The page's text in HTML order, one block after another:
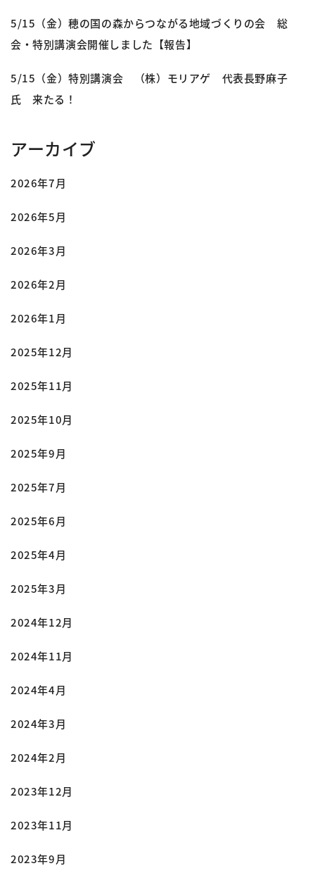
5/15（金）穂の国の森からつながる地域づくりの会 総
会・特別講演会開催しました【報告】
5/15（金）特別講演会 （株）モリアゲ 代表長野麻子
氏 来たる！
アーカイブ
2026年7月
2026年5月
2026年3月
2026年2月
2026年1月
2025年12月
2025年11月
2025年10月
2025年9月
2025年7月
2025年6月
2025年4月
2025年3月
2024年12月
2024年11月
2024年4月
2024年3月
2024年2月
2023年12月
2023年11月
2023年9月